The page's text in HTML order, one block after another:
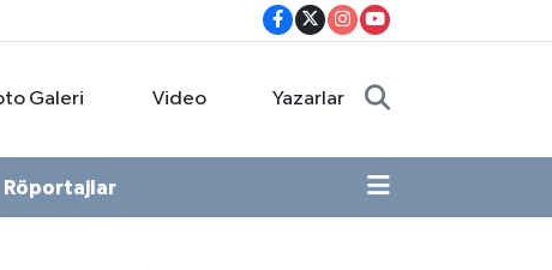
Galeri Video Yazarlar
Röportajlar